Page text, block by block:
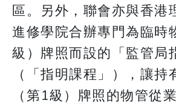
區。另外，聯會亦與香港
進修學院合辦專門為臨時
級）牌照而設的「監管局
（「指明課程」），讓持
（第1級）牌照的物管從